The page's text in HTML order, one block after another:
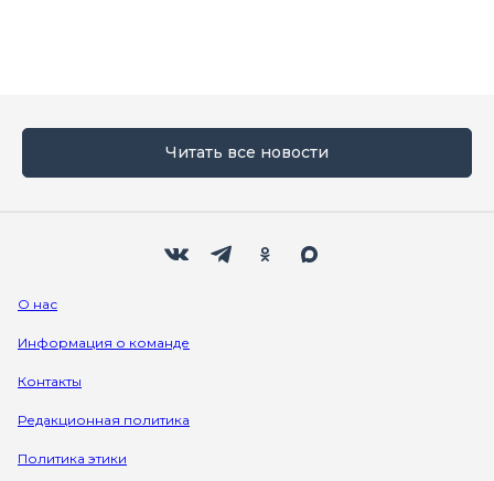
Читать все новости
О нас
Информация о команде
Контакты
Редакционная политика
Политика этики